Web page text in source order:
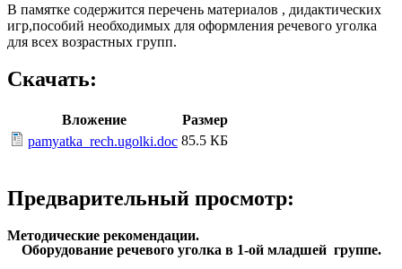
В памятке содержится перечень материалов , дидактических
игр,пособий необходимых для оформления речевого уголка
для всех возрастных групп.
Скачать:
Вложение
Размер
pamyatka_rech.ugolki.doc 85.5 КБ
Предварительный просмотр:
Методические рекомендации.
Оборудование речевого уголка в 1-ой младшей группе.